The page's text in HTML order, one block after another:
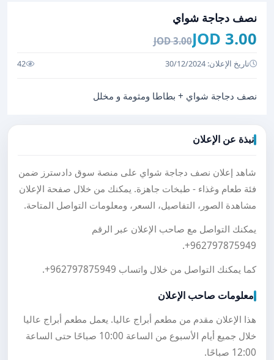
نصف دجاجة شواي
3.00 JOD
3.00 JOD
تاريخ الإعلان: 30/12/2024 42
نصف دجاجة شواي + بطاطا ومثومة و مخلل
نبذة عن الإعلان
شاهد إعلان نصف دجاجة شواي على منصة سوق دادسترز ضمن
فئة طعام وغذاء - طبخات جاهزة. يمكنك من خلال صفحة الإعلان
مشاهدة الصور، التفاصيل، السعر، ومعلومات التواصل المتاحة.
يمكنك التواصل مع صاحب الإعلان عبر الرقم
+962797875949
.
كما يمكنك التواصل من خلال واتساب +962797875949
.
معلومات صاحب الإعلان
هذا الإعلان مقدم من مطعم أبراج عاليا. يعمل مطعم أبراج عاليا
خلال جميع أيام الأسبوع من الساعة 10:00 صباحًا حتى الساعة
12:00 صباحًا.